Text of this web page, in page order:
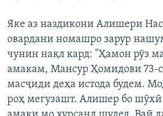
Яке аз наздикони Алишери
овардани номашро зарур
чунин нақл кард: "Ҳамон рӯз
амакам, Мансур Ҳомидови 73-
масҷиди деҳа истода будем.
роҳ мегузашт. Алишер бо шӯхӣ